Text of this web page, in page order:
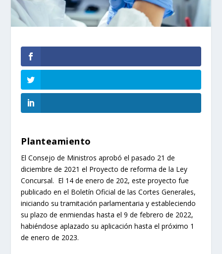
Planteamiento
El Consejo de Ministros aprobó el pasado 21 de
diciembre de 2021 el Proyecto de reforma de la Ley
Concursal. El 14 de enero de 202, este proyecto fue
publicado en el Boletín Oficial de las Cortes Generales,
iniciando su tramitación parlamentaria y estableciendo
su plazo de enmiendas hasta el 9 de febrero de 2022,
habiéndose aplazado su aplicación hasta el próximo 1
de enero de 2023.